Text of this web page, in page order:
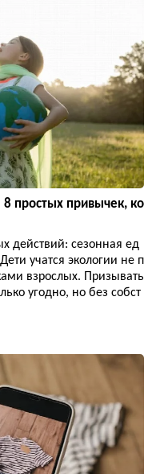
8 простых привычек, ко
действий: сезонная ед
учатся экологии не п
взрослых. Призывать
угодно, но без собст